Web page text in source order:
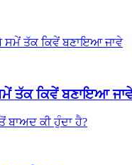
ਤੱਕ ਕਿਵੇਂ ਬਣਾਇਆ